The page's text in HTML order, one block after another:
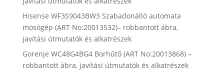
Hisense WF3S9043BW3 Szabadonálló automata
mosógép (ART No:20013532)– robbantott ábra,
javítási útmutatók és alkatrészek
Gorenje WC48G4BG4 Borhűtő (ART No:20013868) –
robbantott ábra, javítási útmutatók és alkatrészek